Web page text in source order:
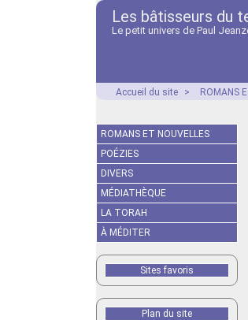
Les bâtisseurs du
Le petit univers de Paul
Accueil du site > ROMANS
ROMANS ET NOUVELLES
POÉZIES
DIVERS
MÉDIATHÈQUE
LA TORAH
À MÉDITER
Sites favoris
Plan du site